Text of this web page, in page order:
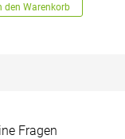
den Warenkorb
Fragen